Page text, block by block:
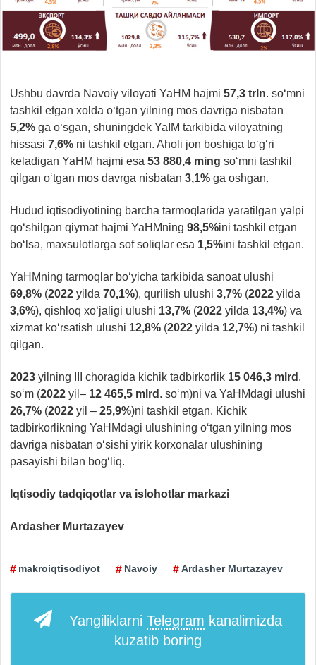
Ushbu davrda Navoiy viloyati YaHM hajmi 57,3 trln. so‘mni
tashkil etgan xolda o‘tgan yilning mos davriga nisbatan
5,2% ga o‘sgan, shuningdek YaIM tarkibida viloyatning
hissasi 7,6% ni tashkil etgan. Aholi jon boshiga to‘g‘ri
keladigan YaHM hajmi esa 53 880,4 ming so‘mni tashkil
qilgan o‘tgan mos davrga nisbatan 3,1% ga oshgan.
Hudud iqtisodiyotining barcha tarmoqlarida yaratilgan yalpi
qo‘shilgan qiymat hajmi YaHMning 98,5%ini tashkil etgan
bo‘lsa, maxsulotlarga sof soliqlar esa 1,5%ini tashkil etgan.
YaHMning tarmoqlar bo‘yicha tarkibida sanoat ulushi
69,8% (2022 yilda 70,1%), qurilish ulushi 3,7% (2022 yilda
3,6%), qishloq xo‘jaligi ulushi 13,7% (2022 yilda 13,4%) va
xizmat ko‘rsatish ulushi 12,8% (2022 yilda 12,7%) ni tashkil
qilgan.
2023 yilning III choragida kichik tadbirkorlik 15 046,3 mlrd .
so‘m (2022 yil– 12 465,5 mlrd . so‘m)ni va YaHMdagi ulushi
26,7% (2022 yil – 25,9%)ni tashkil etgan. Kichik
tadbirkorlikning YaHMdagi ulushining o‘tgan yilning mos
davriga nisbatan o‘sishi yirik korxonalar ulushining
pasayishi bilan bog‘liq.
Iqtisodiy tadqiqotlar va islohotlar markazi
Ardasher Murtazayev
makroiqtisodiyot Navoiy Ardasher Murtazayev
Yangiliklarni Telegram kanalimizda
kuzatib boring